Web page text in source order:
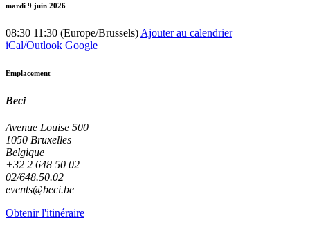
mardi 9 juin 2026
08:30 11:30 (Europe/Brussels) Ajouter au calendrier
iCal/Outlook Google
Emplacement
Beci
Avenue Louise 500
1050 Bruxelles
Belgique
+32 2 648 50 02
02/648.50.02
events@beci.be
Obtenir l'itinéraire